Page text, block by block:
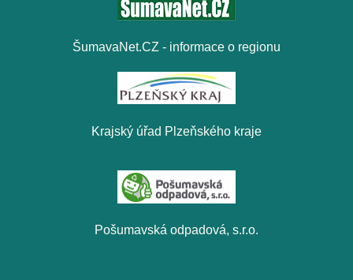
ŠumavaNet.CZ - informace o regionu
Krajský úřad Plzeňského kraje
Pošumavská odpadová, s.r.o.